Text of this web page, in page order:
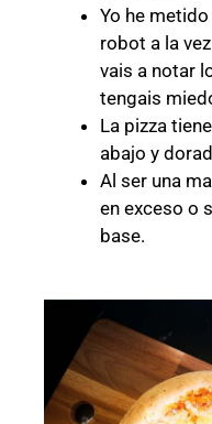
Yo he
robot a la
vais a notar
tengais
La pizza
abajo y
Al ser una
en exceso o
base.